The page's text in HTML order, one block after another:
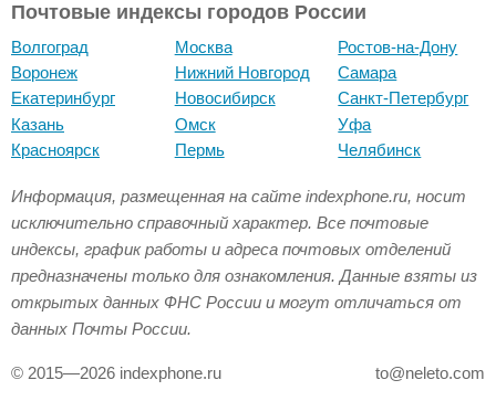
Почтовые индексы городов России
Волгоград
Воронеж
Екатеринбург
Казань
Красноярск
Москва
Нижний Новгород
Новосибирск
Омск
Пермь
Ростов-на-Дону
Самара
Санкт-Петербург
Уфа
Челябинск
Информация, размещенная на сайте indexphone.ru, носит
исключительно справочный характер. Все почтовые
индексы, график работы и адреса почтовых отделений
предназначены только для ознакомления. Данные взяты из
открытых данных ФНС России и могут отличаться от
данных Почты России.
© 2015—2026 indexphone.ru to@neleto.com